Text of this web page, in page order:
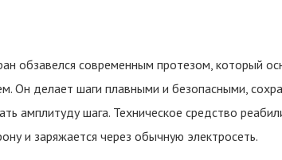
обзавелся современным протезом, который
Он делает шаги плавными и безопасными,
амплитуду шага. Техническое средство
и заряжается через обычную электросеть.